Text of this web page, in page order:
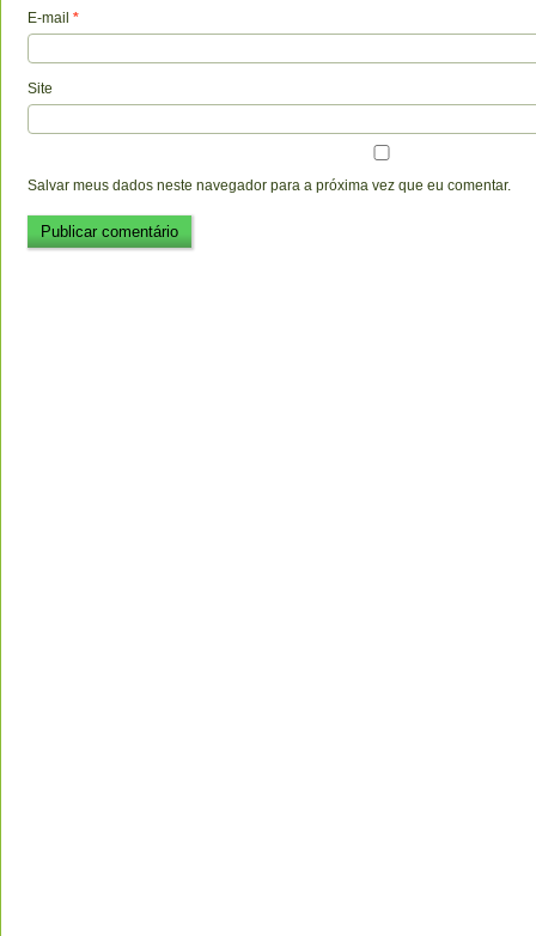
E-mail *
Site
Salvar meus dados neste navegador para a próxima vez que eu comentar.